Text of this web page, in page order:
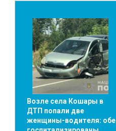
Возле села Кошары в
ДТП попали две
женщины-водителя: обе